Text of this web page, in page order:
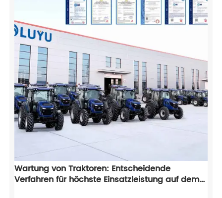
Wartung von Traktoren: Entscheidende
Verfahren für höchste Einsatzleistung auf dem